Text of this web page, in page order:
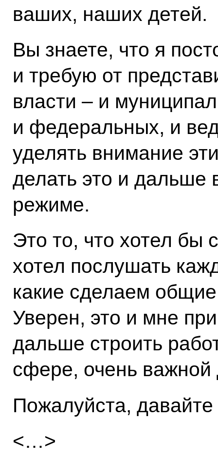
ваших, наших детей.
Вы знаете, что я
и требую от
власти – и
и федеральных, и
уделять внимание
делать это и дальше
режиме.
Это то, что хотел бы
хотел послушать
какие сделаем
Уверен, это и мне
дальше строить
сфере, очень
Пожалуйста,
<…>